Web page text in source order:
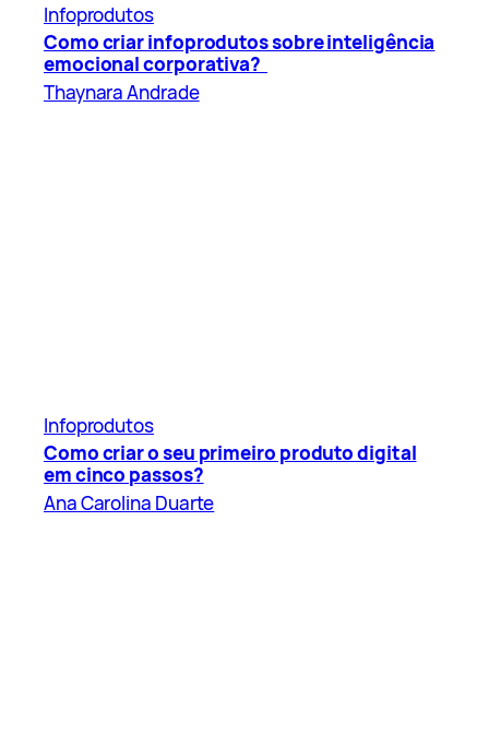
Infoprodutos
Como criar infoprodutos sobre inteligência
emocional corporativa?
Thaynara Andrade
Infoprodutos
Como criar o seu primeiro produto digital
em cinco passos?
Ana Carolina Duarte